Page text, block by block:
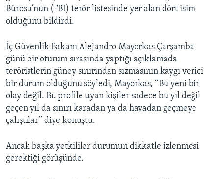
Bürosu’nun (FBI) terör listesinde yer alan dört isim
olduğunu bildirdi.
İç Güvenlik Bakanı Alejandro Mayorkas Çarşamba
günü bir oturum sırasında yaptığı açıklamada
teröristlerin güney sınırından sızmasının kaygı verici
bir durum olduğunu söyledi, Mayorkas, ‘‘Bu yeni bir
olay değil. Bu profile uyan kişiler sadece bu yıl değil
geçen yıl da sınırı karadan ya da havadan geçmeye
çalıştılar’’ diye konuştu.
Ancak başka yetkililer durumun dikkatle izlenmesi
gerektiği görüşünde.